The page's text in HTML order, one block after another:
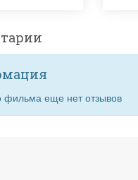
фильма еще нет отзывов